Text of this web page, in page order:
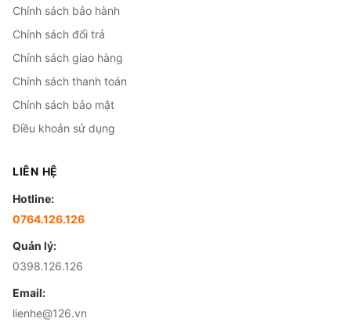
Chính sách bảo hành
Chính sách đổi trả
Chính sách giao hàng
Chính sách thanh toán
Chính sách bảo mật
Điều khoản sử dụng
LIÊN HỆ
Hotline:
0764.126.126
Quản lý:
0398.126.126
Email:
lienhe@126.vn